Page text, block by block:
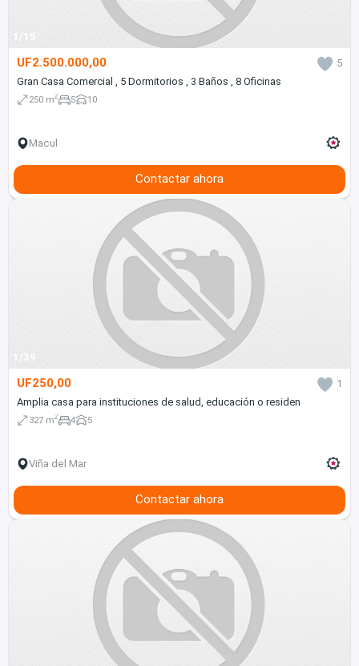
1/15
UF2.500.000,00
5
Gran Casa Comercial , 5 Dormitorios , 3 Baños , 8 Oficinas
250 m2 5 10
Macul
Contactar ahora
1/39
UF250,00
1
Amplia casa para instituciones de salud, educación o residen
327 m2 4 5
Viña del Mar
Contactar ahora